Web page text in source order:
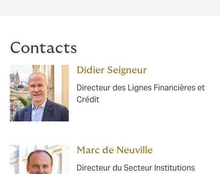
Contacts
Didier Seigneur
Directeur des Lignes Financières et
Crédit
Marc de Neuville
Directeur du Secteur Institutions